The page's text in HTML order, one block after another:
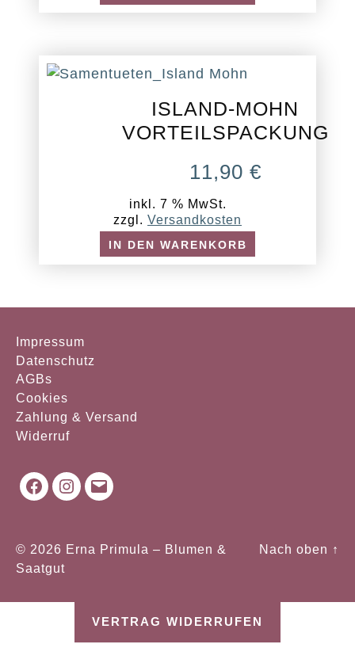
ISLAND-MOHN
VORTEILSPACKUNG
11,90 €
inkl. 7 % MwSt.
zzgl. Versandkosten
IN DEN WARENKORB
Impressum
Datenschutz
AGBs
Cookies
Zahlung & Versand
Widerruf
Facebook
Instagram
Mail
© 2026 Erna Primula – Blumen &
Saatgut
Nach oben ↑
VERTRAG WIDERRUFEN